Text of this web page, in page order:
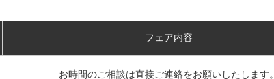
フェア内容
お時間のご相談は直接ご連絡をお願いしたします。